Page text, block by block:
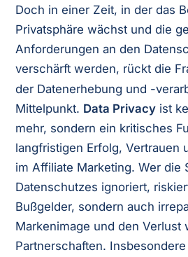
Doch in einer Zeit, in der das
Privatsphäre wächst und die
Anforderungen an den
verschärft werden, rückt die
der Datenerhebung und -
Mittelpunkt. Data Privacy ist
mehr, sondern ein kritisches
langfristigen Erfolg, Vertrauen
im Affiliate Marketing. Wer die
Datenschutzes ignoriert,
Bußgelder, sondern auch
Markenimage und den Verlust
Partnerschaften.